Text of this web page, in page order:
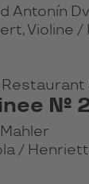
Antonín
Violine
№
/